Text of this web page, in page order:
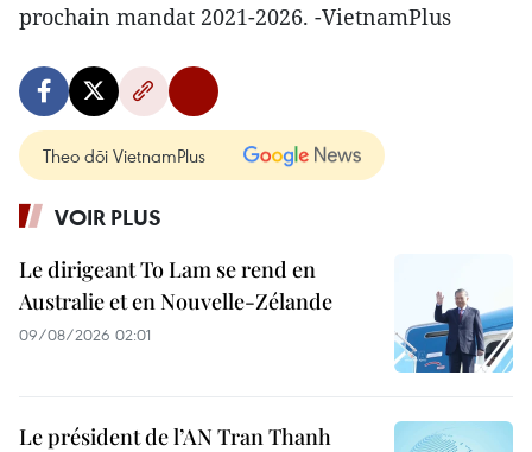
prochain mandat 2021-2026. -VietnamPlus
Theo dõi VietnamPlus
VOIR PLUS
Le dirigeant To Lam se rend en
Australie et en Nouvelle-Zélande
09/08/2026 02:01
Le président de l’AN Tran Thanh